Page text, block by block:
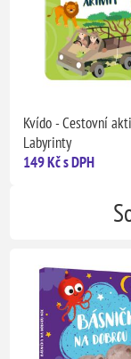
Kvído - Cestovní
Labyrinty
149 Kč s DPH